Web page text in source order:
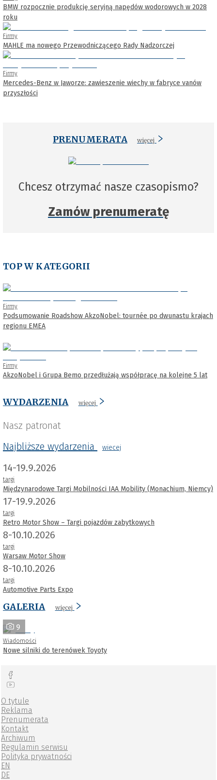
BMW rozpocznie produkcję seryjną napędów wodorowych w 2028
roku
Firmy
MAHLE ma nowego Przewodniczącego Rady Nadzorczej
Firmy
Mercedes-Benz w Jaworze: zawieszenie wiechy w fabryce vanów
przyszłości
PRENUMERATA więcej
Chcesz otrzymać nasze czasopismo?
Zamów prenumeratę
TOP W KATEGORII
Firmy
Podsumowanie Roadshow AkzoNobel: tournée po dwunastu krajach
regionu EMEA
Firmy
AkzoNobel i Grupa Bemo przedłużają współpracę na kolejne 5 lat
WYDARZENIA więcej
Nasz patronat
Najbliższe wydarzenia
wiecej
14-19.9.2026
targi
Międzynarodowe Targi Mobilności IAA Mobility (Monachium, Niemcy)
17-19.9.2026
targi
Retro Motor Show – Targi pojazdów zabytkowych
8-10.10.2026
targi
Warsaw Motor Show
8-10.10.2026
targi
Automotive Parts Expo
GALERIA więcej
9
Wiadomości
Nowe silniki do terenówek Toyoty
O tytule
Reklama
Prenumerata
Kontakt
Archiwum
Regulamin serwisu
Polityka prywatności
EN
DE